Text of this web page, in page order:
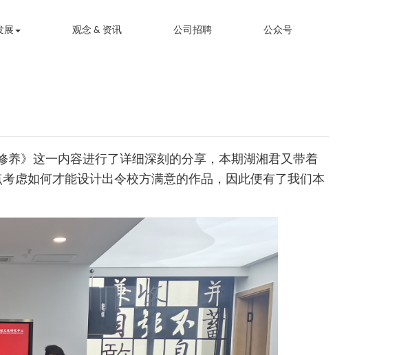
展 观念 & 资讯 公司招聘 公众号
》这一内容进行了详细深刻的分享，本期湖湘君又带着
虑如何才能设计出令校方满意的作品，因此便有了我们本